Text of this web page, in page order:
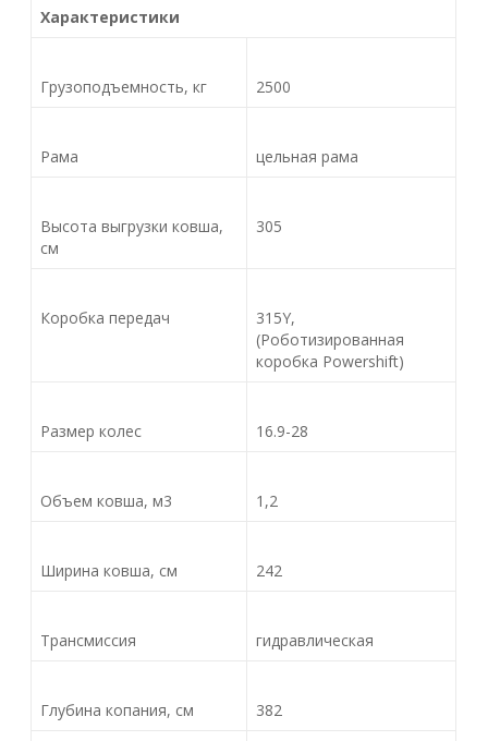
Характеристики
Грузоподъемность, кг 2500
Рама цельная рама
Высота выгрузки ковша,
см
305
Коробка передач
315Y,
(Роботизированная
коробка Powershift)
Размер колес 16.9-28
Объем ковша, м3 1,2
Ширина ковша, см 242
Трансмиссия гидравлическая
Глубина копания, см 382